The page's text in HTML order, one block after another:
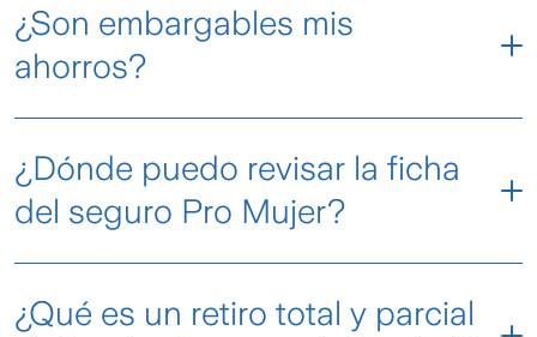
¿Son embargables mis
ahorros?
¿Dónde puedo revisar la ficha
del seguro Pro Mujer?
¿Qué es un retiro total y parcial